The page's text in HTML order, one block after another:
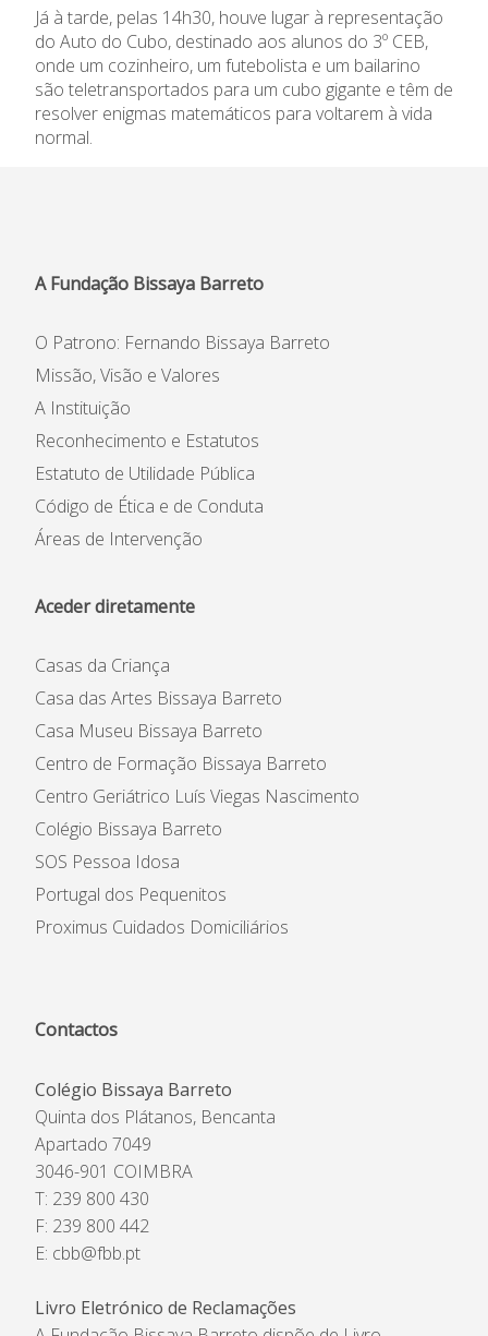
Notícias
Já à tarde, pelas 14h30, houve lugar à representação
do Auto do Cubo, destinado aos alunos do 3º CEB,
onde um cozinheiro, um futebolista e um bailarino
são teletransportados para um cubo gigante e têm de
resolver enigmas matemáticos para voltarem à vida
normal.
A Fundação Bissaya Barreto
O Patrono: Fernando Bissaya Barreto
Missão, Visão e Valores
A Instituição
Reconhecimento e Estatutos
Estatuto de Utilidade Pública
Código de Ética e de Conduta
Áreas de Intervenção
Aceder diretamente
Casas da Criança
Casa das Artes Bissaya Barreto
Casa Museu Bissaya Barreto
Centro de Formação Bissaya Barreto
Centro Geriátrico Luís Viegas Nascimento
Colégio Bissaya Barreto
SOS Pessoa Idosa
Portugal dos Pequenitos
Proximus Cuidados Domiciliários
Contactos
Colégio Bissaya Barreto
Quinta dos Plátanos, Bencanta
Apartado 7049
3046-901 COIMBRA
T: 239 800 430
F: 239 800 442
E: cbb@fbb.pt
Livro Eletrónico de Reclamações